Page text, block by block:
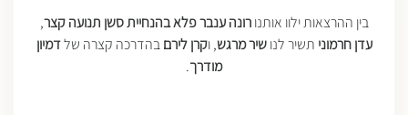
בין ההרצאות ילוו אותנורונה ענבר פלא בהנחיית סשן תנועה קצר,
עדן חרמוני תשיר לנושיר מרגש, וקרן לירםבהדרכה קצרה שלדמיון
מודרך.